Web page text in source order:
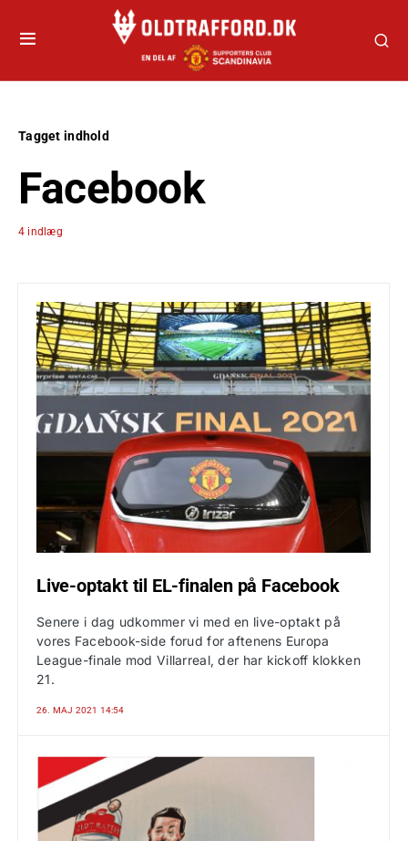
Tagget indhold
Facebook
4 indlæg
Live-optakt til EL-finalen på Facebook
Senere i dag udkommer vi med en live-optakt på
vores Facebook-side forud for aftenens Europa
League-finale mod Villarreal, der har kickoff klokken
21.
26. MAJ 2021 14:54